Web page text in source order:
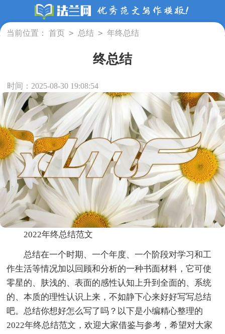
当前位置： 首页 > 总结 > 年终总结
终总结
时间：2025-08-30 19:08:54
2022年终总结范文
总结在一个时期、一个年度、一个阶段对学习和工
作生活等情况加以回顾和分析的一种书面材料，它可使
零星的、肤浅的、表面的感性认知上升到全面的、系统
的、本质的理性认识上来，不如静下心来好好写写总结
吧。总结你想好怎么写了吗？以下是小编精心整理的
2022年终总结范文，欢迎大家借鉴与参考，希望对大家